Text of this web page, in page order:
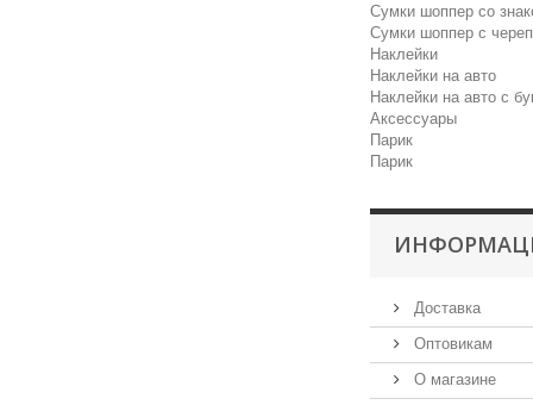
Сумки шоппер со
Сумки шоппер с
Наклейки
Наклейки на авто
Наклейки на авто с
Аксессуары
Парик
Парик
Доставка
Оптовикам
О магазине